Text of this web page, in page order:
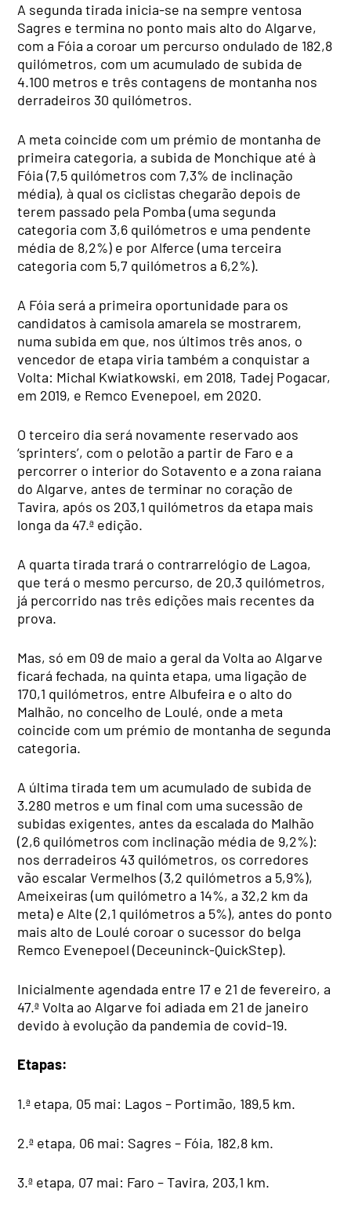
A segunda tirada inicia-se na sempre ventosa
Sagres e termina no ponto mais alto do Algarve,
com a Fóia a coroar um percurso ondulado de 182,8
quilómetros, com um acumulado de subida de
4.100 metros e três contagens de montanha nos
derradeiros 30 quilómetros.
A meta coincide com um prémio de montanha de
primeira categoria, a subida de Monchique até à
Fóia (7,5 quilómetros com 7,3% de inclinação
média), à qual os ciclistas chegarão depois de
terem passado pela Pomba (uma segunda
categoria com 3,6 quilómetros e uma pendente
média de 8,2%) e por Alferce (uma terceira
categoria com 5,7 quilómetros a 6,2%).
A Fóia será a primeira oportunidade para os
candidatos à camisola amarela se mostrarem,
numa subida em que, nos últimos três anos, o
vencedor de etapa viria também a conquistar a
Volta: Michal Kwiatkowski, em 2018, Tadej Pogacar,
em 2019, e Remco Evenepoel, em 2020.
O terceiro dia será novamente reservado aos
‘sprinters’, com o pelotão a partir de Faro e a
percorrer o interior do Sotavento e a zona raiana
do Algarve, antes de terminar no coração de
Tavira, após os 203,1 quilómetros da etapa mais
longa da 47.ª edição.
A quarta tirada trará o contrarrelógio de Lagoa,
que terá o mesmo percurso, de 20,3 quilómetros,
já percorrido nas três edições mais recentes da
prova.
Mas, só em 09 de maio a geral da Volta ao Algarve
ficará fechada, na quinta etapa, uma ligação de
170,1 quilómetros, entre Albufeira e o alto do
Malhão, no concelho de Loulé, onde a meta
coincide com um prémio de montanha de segunda
categoria.
A última tirada tem um acumulado de subida de
3.280 metros e um final com uma sucessão de
subidas exigentes, antes da escalada do Malhão
(2,6 quilómetros com inclinação média de 9,2%):
nos derradeiros 43 quilómetros, os corredores
vão escalar Vermelhos (3,2 quilómetros a 5,9%),
Ameixeiras (um quilómetro a 14%, a 32,2 km da
meta) e Alte (2,1 quilómetros a 5%), antes do ponto
mais alto de Loulé coroar o sucessor do belga
Remco Evenepoel (Deceuninck-QuickStep).
Inicialmente agendada entre 17 e 21 de fevereiro, a
47.ª Volta ao Algarve foi adiada em 21 de janeiro
devido à evolução da pandemia de covid-19.
Etapas:
1.ª etapa, 05 mai: Lagos – Portimão, 189,5 km.
2.ª etapa, 06 mai: Sagres – Fóia, 182,8 km.
3.ª etapa, 07 mai: Faro – Tavira, 203,1 km.